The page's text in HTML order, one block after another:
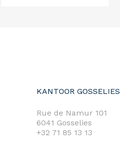
KANTOOR GOSSELIES
Rue de Namur 101
6041 Gosselies
+32 71 85 13 13